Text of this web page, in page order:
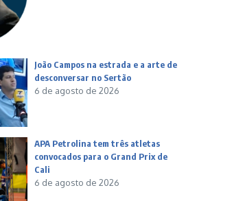
João Campos na estrada e a arte de
desconversar no Sertão
6 de agosto de 2026
APA Petrolina tem três atletas
convocados para o Grand Prix de
Cali
6 de agosto de 2026